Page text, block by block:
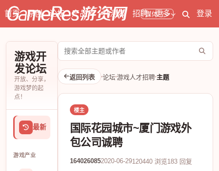
媒体号
首页 原创 论坛 产品库 开测表 招聘 更多 登录
游戏开
发论坛
开放、分享，
游戏梦的起
点！
最新
游戏产业
搜
索
论
坛
返回列表 论坛 游戏人才招聘 主题
楼主
国际花园城市~厦门游戏外
包公司诚聘
1640260852020-06-29120440 浏览183 回复